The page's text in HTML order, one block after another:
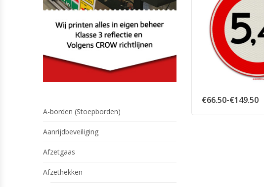
€66.50-€149.50
A-borden (Stoepborden)
Aanrijdbeveiliging
Afzetgaas
Afzethekken